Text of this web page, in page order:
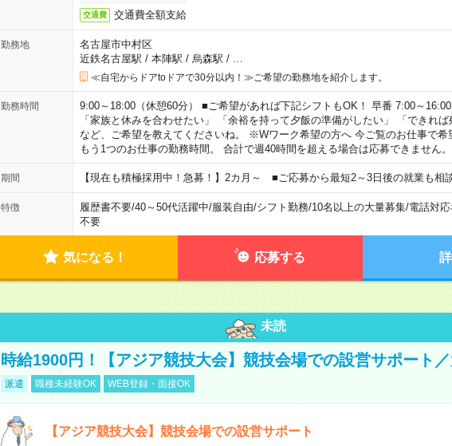
交通費 交通費全額支給
勤務地
名古屋市中村区
近鉄名古屋駅 / 本陣駅 / 烏森駅 /
≪自宅からドアtoドアで30分以内！≫ご希望の勤務地を紹介します。
勤務時間
9:00～18:00（休憩60分） ■ご希望があれば下記シフトもOK！ 早番 7:00～
「家族と休みを合わせたい」 「余裕を持って夕飯の準備がしたい」 「できれ
など、ご希望を教えてくださいね。 ※Wワーク希望の方へ 今ご覧のお仕事で希
もう1つのお仕事の勤務時間。 合計で週40時間を超える場合は応募できません。
期間 【現在も積極採用中！急募！】2カ月～ ■ご応募から最短2～3日後の就業も相
特徴 履歴書不要/40～50代活躍中/服装自由/シフト勤務/10名以上の大量募集/電話対
不要
気になる！ 応募する
未読
時給1900円！【アジア競技大会】競技会場での設営サポート
派遣 職種未経験OK WEB登録・面接OK
【アジア競技大会】競技会場での設営サポート